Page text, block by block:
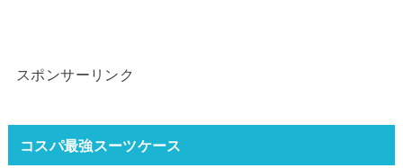
スポンサーリンク
コスパ最強スーツケース